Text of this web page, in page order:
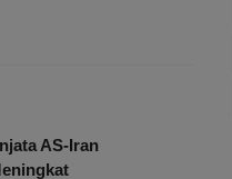
AS-Iran